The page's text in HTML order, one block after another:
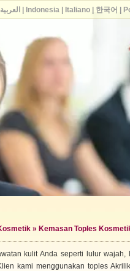
» Kemasan Toples
kulit Anda seperti lulur wajah,
kami menggunakan toples
العربية Indonesia| Italiano| 한국어